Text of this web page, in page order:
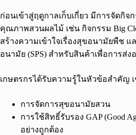
ก่อนเข้าสู่ฤดูกาลเก็บเกี่ยว มีการจัดกิจ
คุณภาพสวนผลไม้ เช่น กิจกรรม Big
สร้างความเข้าใจเรื่องสุขอนามัยพืช แ
อนามัย (SPS) สำหรับสินค้าเพื่อการส่ง
เกษตรกรได้รับความรู้ในหัวข้อสำคัญ
การจัดการสุขอนามัยสวน
การใช้สิทธิ์รับรอง GAP (Good
อย่างถูกต้อง